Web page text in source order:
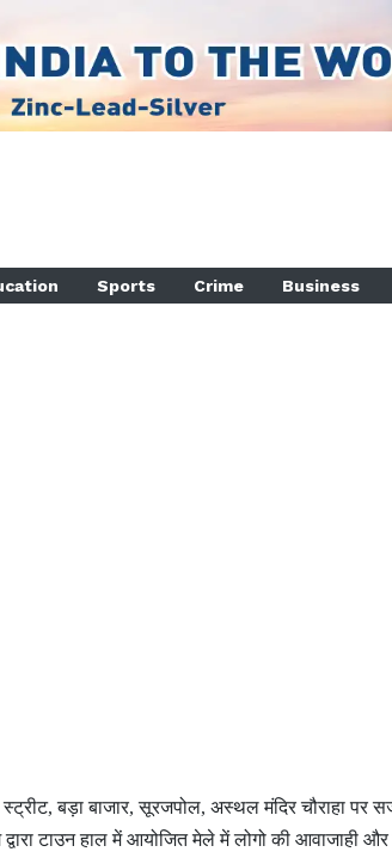
Sports Crime Business
बड़ा बाजार, सूरजपोल, अस्थल मंदिर चौराहा पर
टाउन हाल में आयोजित मेले में लोगो की आवाजाही